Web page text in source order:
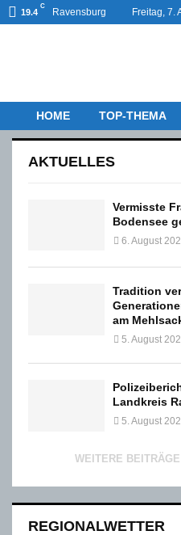
19.4
C
Ravensburg Freitag, 7.
HOME TOP-THEMA
AKTUELLES
Vermisste
Bodensee
6. August
Tradition
am
5. August
Landkreis
5. August
WEITERE BEITRÄGE
REGIONALWETTER